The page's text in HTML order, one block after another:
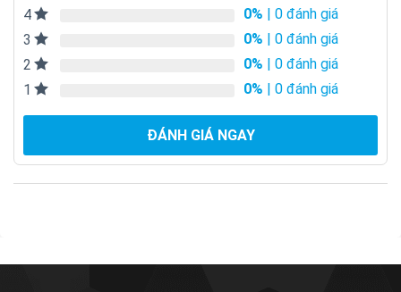
4
0% | 0 đánh giá
3
0% | 0 đánh giá
2
0% | 0 đánh giá
1
0% | 0 đánh giá
ĐÁNH GIÁ NGAY